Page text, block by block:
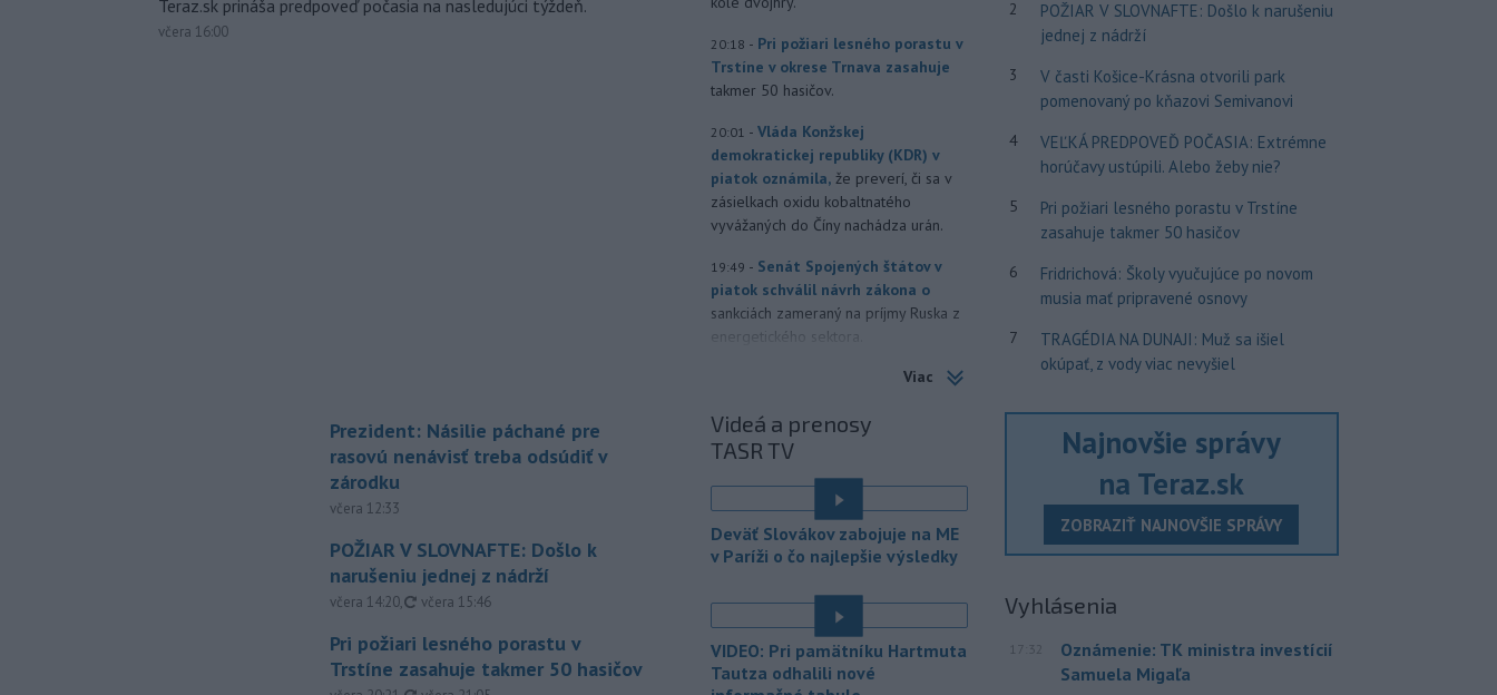
Teraz.sk prináša predpoveď počasia na nasledujúci týždeň.
včera 16:00
Prezident: Násilie páchané pre
rasovú nenávisť treba odsúdiť v
zárodku
včera 12:33
POŽIAR V SLOVNAFTE: Došlo k
narušeniu jednej z nádrží
včera 14:20, aktualizované
včera 15:46
Pri požiari lesného porastu v
Trstíne zasahuje takmer 50 hasičov
20:18 - Pri požiari lesného porastu v
Trstíne v okrese Trnava zasahuje
takmer 50 hasičov.
20:01 - Vláda Konžskej
demokratickej republiky (KDR) v
piatok oznámila, že preverí, či sa v
zásielkach oxidu kobaltnatého
vyvážaných do Číny nachádza urán.
19:49 - Senát Spojených štátov v
piatok schválil návrh zákona o
sankciách zameraný na príjmy Ruska z
energetického sektora.
Slovenská polícia prispela k
ktorý sa podarilo ukončiť
právoplatným odsúdením páchateľa v
15:21 - Piatkový požiar v
bratislavskej rafinérii Slovnaft je
pod kontrolou.Príčina jeho vzniku
TASR to potvrdil hovorca rafinérie
Anton Molnár.
15:17 - Ministerstvo kultúry (MK) SR
Viac
Videá a prenosy
TASR TV
Deväť Slovákov zabojuje na ME
v Paríži o čo najlepšie výsledky
VIDEO: Pri pamätníku Hartmuta
Tautza odhalili nové
2
POŽIAR V SLOVNAFTE: Došlo k narušeniu
jednej z nádrží
3
V časti Košice-Krásna otvorili park
pomenovaný po kňazovi Semivanovi
4
VEĽKÁ PREDPOVEĎ POČASIA: Extrémne
horúčavy ustúpili. Alebo žeby nie?
5
Pri požiari lesného porastu v Trstíne
zasahuje takmer 50 hasičov
6
Fridrichová: Školy vyučujúce po novom
musia mať pripravené osnovy
7
TRAGÉDIA NA DUNAJI: Muž sa išiel
okúpať, z vody viac nevyšiel
Najnovšie správy
na Teraz.sk
ZOBRAZIŤ NAJNOVŠIE SPRÁVY
Vyhlásenia
17:32
Oznámenie: TK ministra investícií
Samuela Migaľa